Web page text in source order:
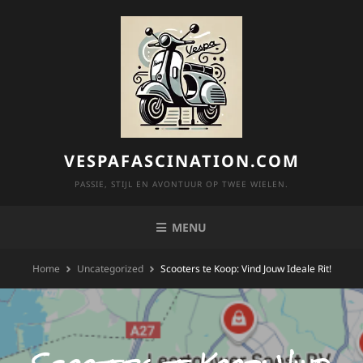
VESPAFASCINATION.COM
PASSIE, STIJL EN AVONTUUR OP TWEE WIELEN.
MENU
Home Uncategorized Scooters te Koop: Vind Jouw Ideale Rit!